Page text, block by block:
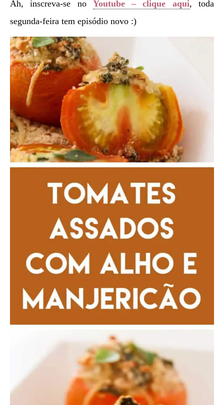
Ah, inscreva-se no Youtube – clique aqui, toda
segunda-feira tem episódio novo :)